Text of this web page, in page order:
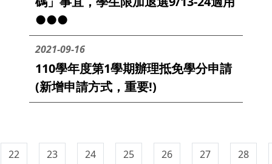
●●●
2021-09-16
110學年度第1學期辦理抵免學分申請
(新增申請方式，重要!)
22 23 24 25 26 27 28